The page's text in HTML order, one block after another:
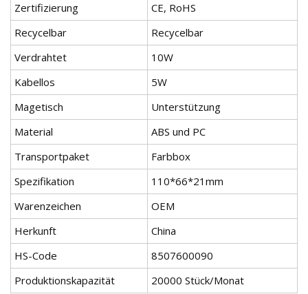
Zertifizierung
CE, RoHS
Recycelbar
Recycelbar
Verdrahtet
10W
Kabellos
5W
Magetisch
Unterstützung
Material
ABS und PC
Transportpaket
Farbbox
Spezifikation
110*66*21mm
Warenzeichen
OEM
Herkunft
China
HS-Code
8507600090
Produktionskapazität
20000 Stück/Monat